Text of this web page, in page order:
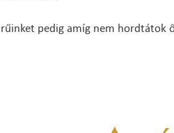
pedig amíg nem hordtátok